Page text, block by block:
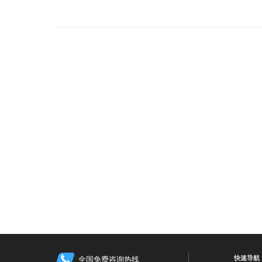
全国免费咨询热线 快速导航